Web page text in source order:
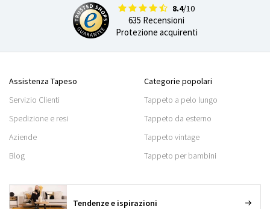
8.4/10
635 Recensioni
Protezione acquirenti
Assistenza Tapeso
Servizio Clienti
Spedizione e resi
Aziende
Blog
Categorie popolari
Tappeto a pelo lungo
Tappeto da esterno
Tappeto vintage
Tappeto per bambini
Tendenze e ispirazioni